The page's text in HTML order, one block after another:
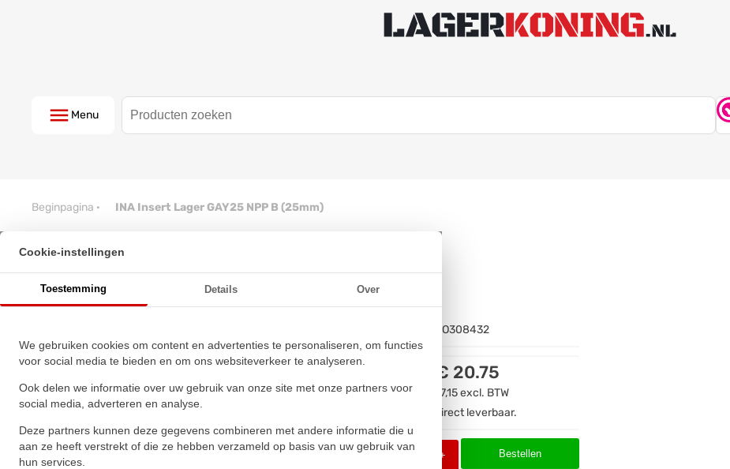
Menu
Beginpagina · INA Insert Lager GAY25 NPP B (25mm)
Cookie-instellingen
Toestemming Details Over
We gebruiken cookies om content en advertenties te personaliseren, om functies
voor social media te bieden en om ons websiteverkeer te analyseren.
Ook delen we informatie over uw gebruik van onze site met onze partners voor
social media, adverteren en analyse.
Deze partners kunnen deze gegevens combineren met andere informatie die u
aan ze heeft verstrekt of die ze hebben verzameld op basis van uw gebruik van
hun services.
INA Insert Lager GAY25 NPP B (25mm)
★★★★★
★★★★★
BO308432
€ 20.75
€ 17,15excl. BTW
Direct leverbaar.
+ Bestellen